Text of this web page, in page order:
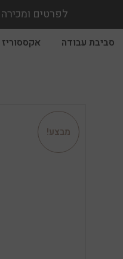
לפרטים ומכירה
סביבת עבודה אקססוריז
מבצע!